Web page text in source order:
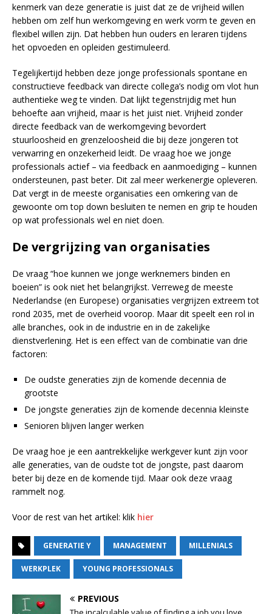
kenmerk van deze generatie is juist dat ze de vrijheid willen
hebben om zelf hun werkomgeving en werk vorm te geven en
flexibel willen zijn. Dat hebben hun ouders en leraren tijdens
het opvoeden en opleiden gestimuleerd.
Tegelijkertijd hebben deze jonge professionals spontane en
constructieve feedback van directe collega’s nodig om vlot hun
authentieke weg te vinden. Dat lijkt tegenstrijdig met hun
behoefte aan vrijheid, maar is het juist niet. Vrijheid zonder
directe feedback van de werkomgeving bevordert
stuurloosheid en grenzeloosheid die bij deze jongeren tot
verwarring en onzekerheid leidt. De vraag hoe we jonge
professionals actief – via feedback en aanmoediging – kunnen
ondersteunen, past beter. Dit zal meer werkenergie opleveren.
Dat vergt in de meeste organisaties een omkering van de
gewoonte om top down besluiten te nemen en grip te houden
op wat professionals wel en niet doen.
De vergrijzing van organisaties
De vraag “hoe kunnen we jonge werknemers binden en
boeien” is ook niet het belangrijkst. Verreweg de meeste
Nederlandse (en Europese) organisaties vergrijzen extreem tot
rond 2035, met de overheid voorop. Maar dit speelt een rol in
alle branches, ook in de industrie en in de zakelijke
dienstverlening. Het is een effect van de combinatie van drie
factoren:
De oudste generaties zijn de komende decennia de
grootste
De jongste generaties zijn de komende decennia kleinste
Senioren blijven langer werken
De vraag hoe je een aantrekkelijke werkgever kunt zijn voor
alle generaties, van de oudste tot de jongste, past daarom
beter bij deze en de komende tijd. Maar ook deze vraag
rammelt nog.
Voor de rest van het artikel: klik hier
GENERATIE Y MANAGEMENT MILLENIALS
WERKPLEK YOUNG PROFESSIONALS
PREVIOUS